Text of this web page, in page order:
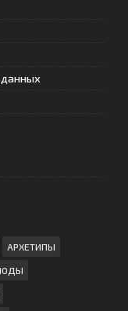
данных
АРХЕТИПЫ